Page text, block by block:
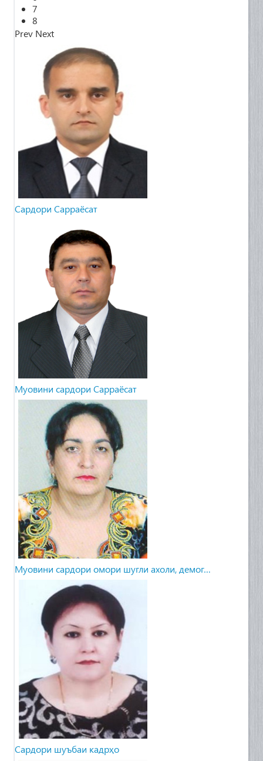
7
8
Prev Next
Cардори Сарраёсат
Муовини сардори Сарраёсат
Муовини сардори омори шугли ахоли, демог…
Сардори шуъбаи кадрҳо